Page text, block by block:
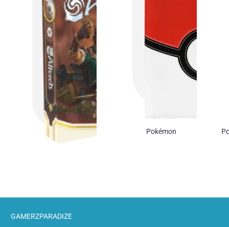
Pokémon
GAMERZPARADIZE